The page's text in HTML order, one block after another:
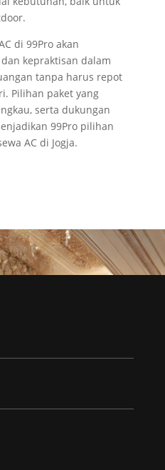
di 99Pro akan
kepraktisan dalam
tanpa harus repot
Pilihan paket yang
serta dukungan
99Pro pilihan
AC di Jogja.